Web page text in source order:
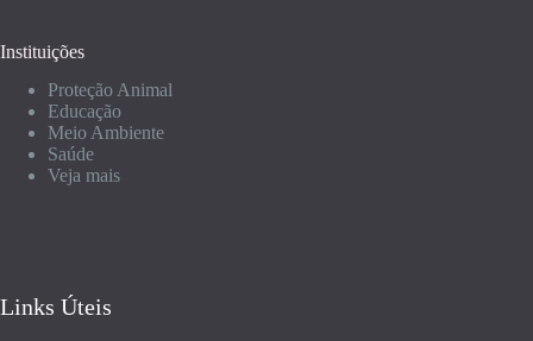
Instituições
Proteção Animal
Educação
Meio Ambiente
Saúde
Veja mais
Links Úteis